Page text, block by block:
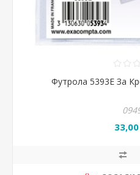
Футрола 5393Е За